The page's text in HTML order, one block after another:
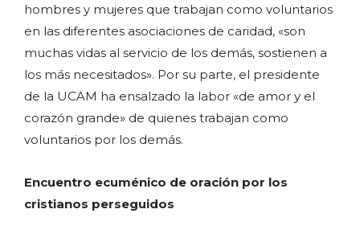
hombres y mujeres que trabajan como voluntarios
en las diferentes asociaciones de caridad, «son
muchas vidas al servicio de los demás, sostienen a
los más necesitados». Por su parte, el presidente
de la UCAM ha ensalzado la labor «de amor y el
corazón grande» de quienes trabajan como
voluntarios por los demás.
Encuentro ecuménico de oración por los
cristianos perseguidos